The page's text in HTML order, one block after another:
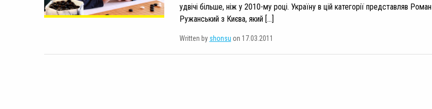
удвічі більше, ніж у 2010-му році. Україну в цій категорії представляв Роман
Ружанський з Києва, який […]
Written by shonsu on 17.03.2011